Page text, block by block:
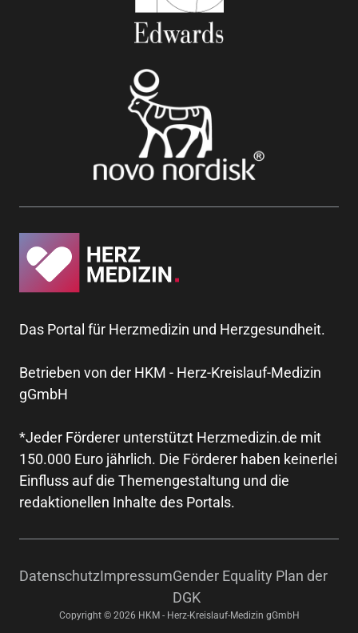
Das Portal für Herzmedizin und Herzgesundheit.
Betrieben von der HKM - Herz-Kreislauf-Medizin
gGmbH
*Jeder Förderer unterstützt Herzmedizin.de mit
150.000 Euro jährlich. Die Förderer haben keinerlei
Einfluss auf die Themengestaltung und die
redaktionellen Inhalte des Portals.
Copyright © 2026 HKM - Herz-Kreislauf-Medizin gGmbH
DatenschutzImpressumGender Equality Plan der
DGK